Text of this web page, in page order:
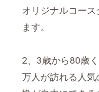
オリジナルコー
ます。
2、3歳から80歳
万人が訪れる人